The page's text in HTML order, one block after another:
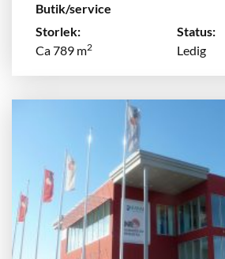
Butik/service
Storlek:
Status:
Ca 789 m2 Ledig